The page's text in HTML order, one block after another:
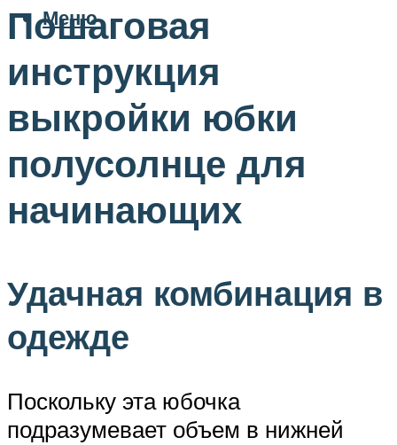
Меню
Пошаговая
инструкция
выкройки юбки
полусолнце для
начинающих
Удачная комбинация в
одежде
Поскольку эта юбочка
подразумевает объем в нижней